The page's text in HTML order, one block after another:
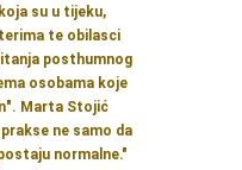
su u tijeku,
te obilasci
posthumnog
osobama koje
Marta Stojić
ne samo da
normalne."